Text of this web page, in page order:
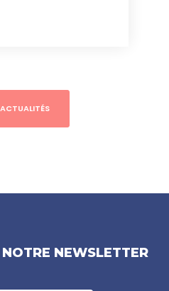
NEWSLETTER